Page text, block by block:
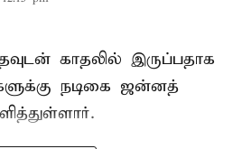
காதலில் இருப்பதாக
நடிகை ஜன்னத்